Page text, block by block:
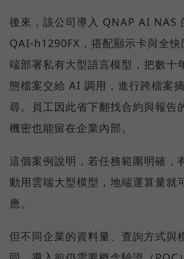
後來，該公司導入 QNAP AI NAS
QAI-h1290FX，搭配顯示卡與全快
端部署私有大型語言模型，把數十
態檔案交給 AI 調用，進行跨檔案
尋。員工因此省下翻找合約與報告
機密也能留在企業內部。
這個案例說明，若任務範圍明確，
動用雲端大型模型，地端運算量就
應。
但不同企業的資料量、查詢方式與